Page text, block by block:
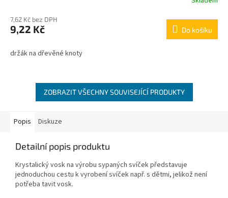
produktu
je
z
7,62 Kč bez DPH
9,22 Kč Do košíku
držák na dřevěné knoty
ZOBRAZIT VŠECHNY SOUVISEJÍCÍ PRODUKTY
Popis Diskuze
Detailní popis produktu
Krystalický vosk na výrobu sypaných svíček představuje
jednoduchou cestu k vyrobení svíček např. s dětmi, jelikož není
potřeba tavit vosk.